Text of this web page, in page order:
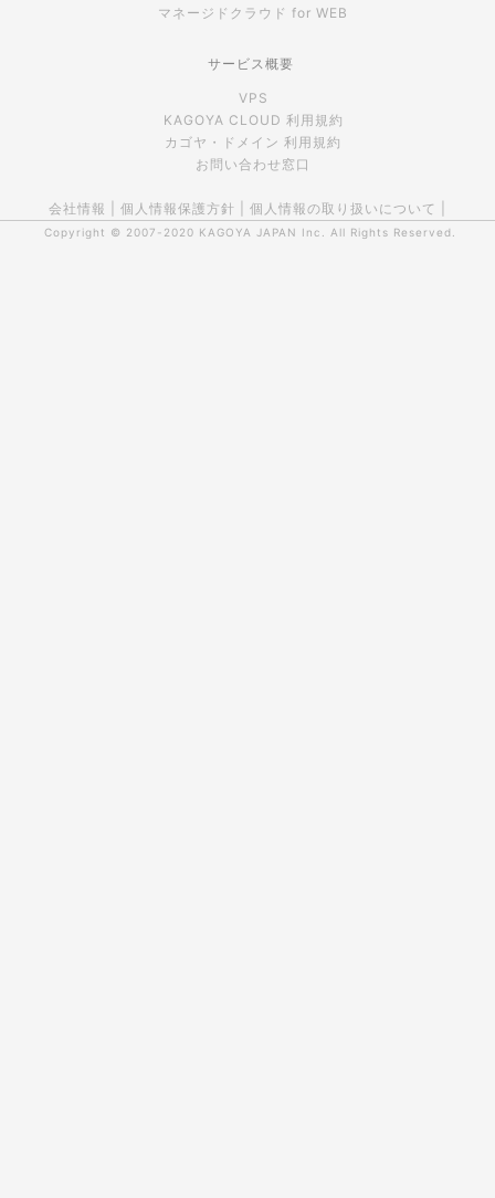
マネージドクラウド for WEB
サービス概要
VPS
KAGOYA CLOUD 利用規約
カゴヤ・ドメイン 利用規約
お問い合わせ窓口
会社情報 個人情報保護方針 個人情報の取り扱いについて
Copyright © 2007-2020 KAGOYA JAPAN Inc. All Rights Reserved.